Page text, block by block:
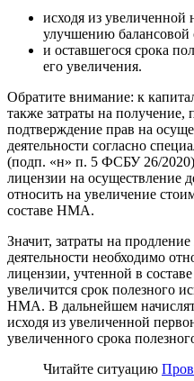
исходя из увеличенной
улучшению балансовой
и оставшегося срока
его увеличения.
Обратите внимание: к
также затраты на получение,
подтверждение прав на
деятельности согласно
(подп. «н» п. 5 ФСБУ 26/
лицензии на осуществление
относить на увеличение
составе НМА.
Значит, затраты на
деятельности необходимо
лицензии, учтенной в
увеличится срок полезного
НМА. В дальнейшем
исходя из увеличенной
увеличенного срока
Читайте ситуацию